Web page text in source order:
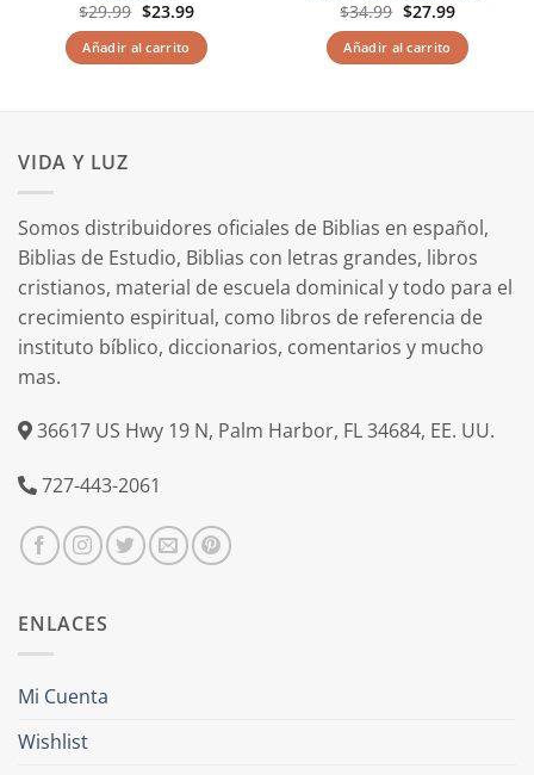
$29.99 El
precio
original
era:
$29.99.
$23.99El
actual
es:
$23.99.
Añadir al carrito
$34.99 El
precio
original
era:
$34.99.
$27.99El
actual
es:
$27.99.
Añadir al carrito
VIDA Y LUZ
Somos distribuidores oficiales de Biblias en español,
Biblias de Estudio, Biblias con letras grandes, libros
cristianos, material de escuela dominical y todo para el
crecimiento espiritual, como libros de referencia de
instituto bíblico, diccionarios, comentarios y mucho
mas.
36617 US Hwy 19 N, Palm Harbor, FL 34684, EE. UU.
727-443-2061
ENLACES
Mi Cuenta
Wishlist